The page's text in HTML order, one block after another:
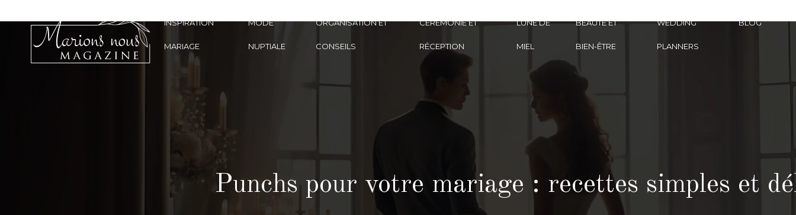
INSPIRATION
MARIAGE
MODE
NUPTIALE
ORGANISATION ET
CONSEILS
CÉRÉMONIE ET
RÉCEPTION
LUNE DE
MIEL
BEAUTÉ ET
BIEN-ÊTRE
WEDDING
PLANNERS
BLOG
Punchs pour votre mariage : recettes simples et